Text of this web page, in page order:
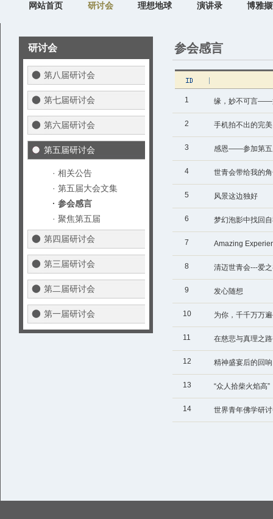
网站首页 研讨会 理想地球 演讲录 博雅
研讨会
第八届研讨会
第七届研讨会
第六届研讨会
第五届研讨会
· 相关公告
· 第五届大会文集
· 参会感言
· 聚焦第五届
第四届研讨会
第三届研讨会
第二届研讨会
第一届研讨会
参会感言
1 缘，妙不可言——
2 手机拍不出的完美
3 感恩——参加第五
4 世青会带给我的
5 风景这边独好
6 梦幻泡影中找回
7 Amazing
8 清迈世青会---爱
9 发心随想
10 为你，千千万万
11 在慈悲与真理之
12 精神盛宴后的回响
13 “众人拾柴火焰高”
14 世界青年佛学研